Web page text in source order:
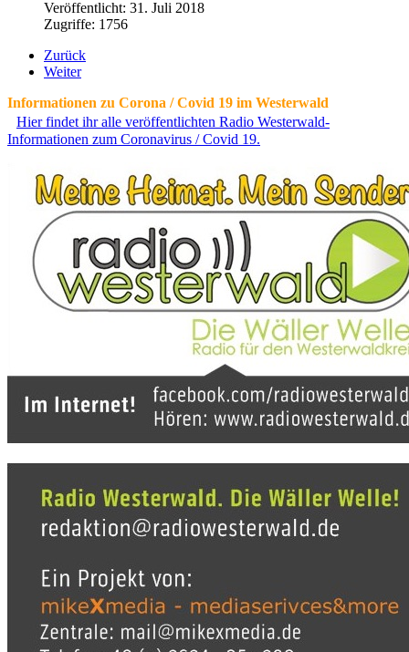
Veröffentlicht: 31. Juli 2018
Zugriffe: 1756
Zurück
Weiter
Informationen zu Corona / Covid 19 im Westerwald
Hier findet ihr alle veröffentlichten Radio Westerwald-
Informationen zum Coronavirus / Covid 19.